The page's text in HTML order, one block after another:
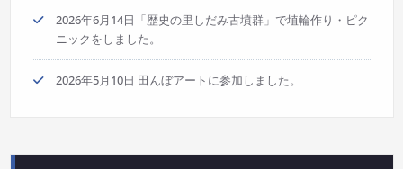
2026年6月14日「歴史の里しだみ古墳群」で埴輪作り・ピク
ニックをしました。
2026年5月10日 田んぼアートに参加しました。